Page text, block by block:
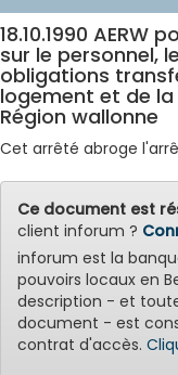
18.10.1990
sur le personnel,
obligations
logement et de
Région wallonne
Cet arrêté abroge
Ce document est
client inforum ?
inforum est la
pouvoirs locaux en
description - et
document - est
contrat d'accès.